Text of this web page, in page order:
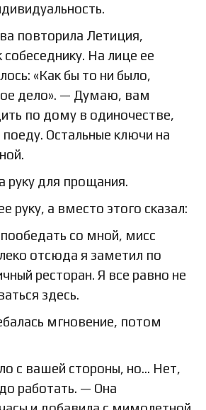
повторила Летиция,
На лице ее
«Как бы то ни было,
дело». — Думаю, вам
по дому в одиночестве,
Остальные ключи на
руку для прощания.
руку, а вместо этого сказал:
со мной, мисс
отсюда я заметил по
ресторан. Я все равно не
здесь.
мгновение, потом
с вашей стороны, но… Нет,
работать. — Она